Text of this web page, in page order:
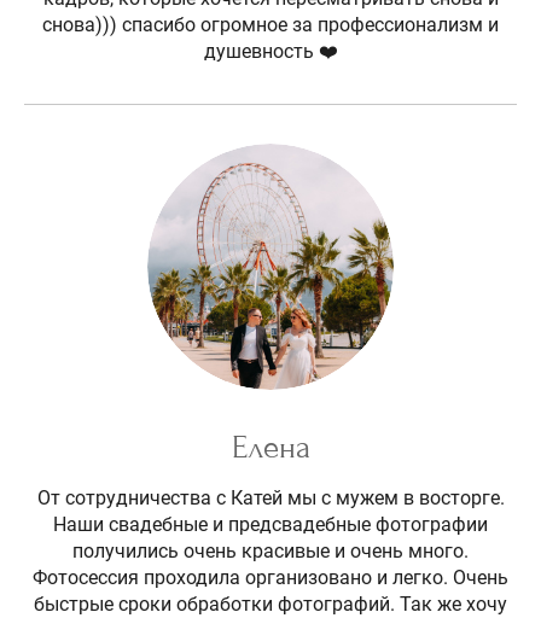
снова))) спасибо огромное за профессионализм и
душевность ❤️
Елена
От сотрудничества с Катей мы с мужем в восторге.
Наши свадебные и предсвадебные фотографии
получились очень красивые и очень много.
Фотосессия проходила организовано и легко. Очень
быстрые сроки обработки фотографий. Так же хочу